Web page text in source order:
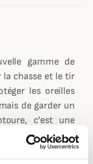
gamme de
chasse et le tir
les oreilles
de garder un
c'est une
d'audition au